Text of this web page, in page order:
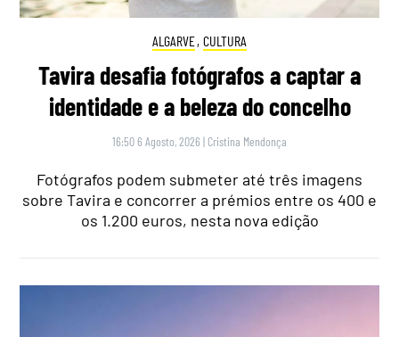
ALGARVE, CULTURA
Tavira desafia fotógrafos a captar a
identidade e a beleza do concelho
16:50 6 Agosto, 2026 | Cristina Mendonça
Fotógrafos podem submeter até três imagens
sobre Tavira e concorrer a prémios entre os 400 e
os 1.200 euros, nesta nova edição